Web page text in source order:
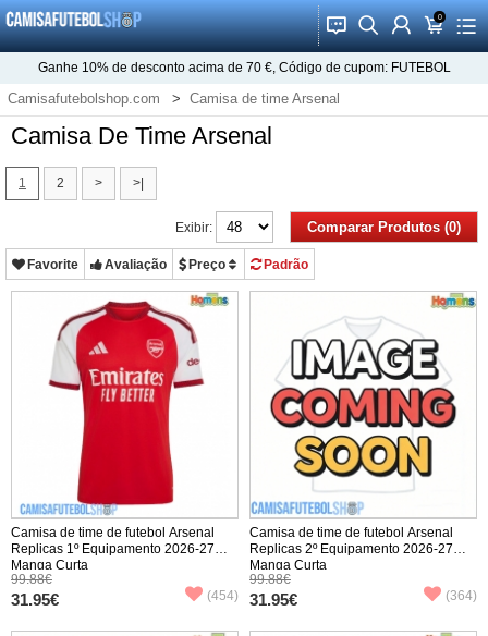
󰂱 󰂨 󰃳 0
󰃦 󰃖
Ganhe 10%de desconto acima de 70 €, Código de cupom: FUTEBOL
Camisafutebolshop.com Camisa de time Arsenal
Camisa De Time Arsenal
1 2 > >|
Comparar Produtos (0)
Exibir:
Favorite Avaliação Preço Padrão
Camisa de time de futebol Arsenal
Replicas 1º Equipamento 2026-27
Manga Curta
99.88€
31.95€ (454)
Camisa de time de futebol Arsenal
Replicas 2º Equipamento 2026-27
Manga Curta
99.88€
31.95€ (364)